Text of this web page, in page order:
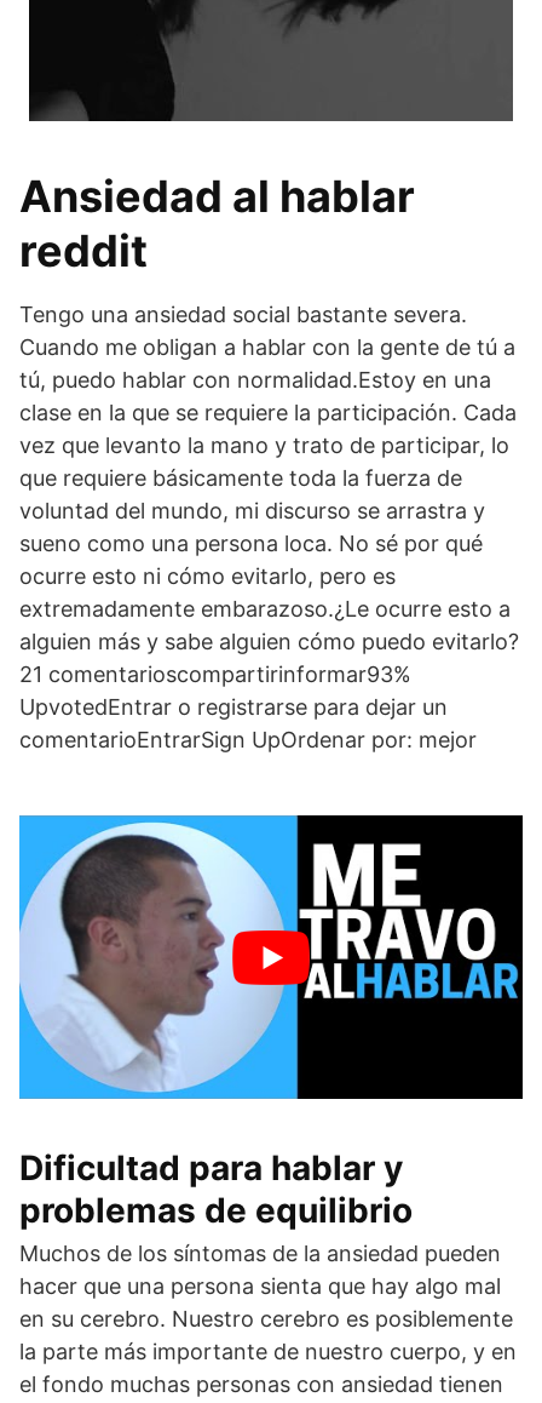
Ansiedad al hablar
reddit
Tengo una ansiedad social bastante severa.
Cuando me obligan a hablar con la gente de tú a
tú, puedo hablar con normalidad.Estoy en una
clase en la que se requiere la participación. Cada
vez que levanto la mano y trato de participar, lo
que requiere básicamente toda la fuerza de
voluntad del mundo, mi discurso se arrastra y
sueno como una persona loca. No sé por qué
ocurre esto ni cómo evitarlo, pero es
extremadamente embarazoso.¿Le ocurre esto a
alguien más y sabe alguien cómo puedo evitarlo?
21 comentarioscompartirinformar93%
UpvotedEntrar o registrarse para dejar un
comentarioEntrarSign UpOrdenar por: mejor
Dificultad para hablar y
problemas de equilibrio
Muchos de los síntomas de la ansiedad pueden
hacer que una persona sienta que hay algo mal
en su cerebro. Nuestro cerebro es posiblemente
la parte más importante de nuestro cuerpo, y en
el fondo muchas personas con ansiedad tienen